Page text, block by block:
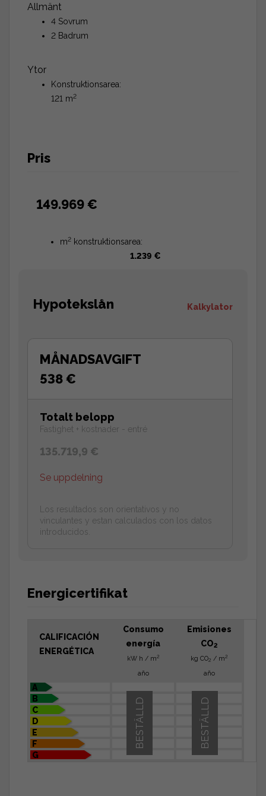
Allmänt
4 Sovrum
2 Badrum
Ytor
Konstruktionsarea:
121 m2
Pris
149.969 €
m2 konstruktionsarea:
1.239 €
Hypotekslån Kalkylator
MÅNADSAVGIFT
538 €
Totalt belopp
Fastighet + kostnader - entré
135.719,9 €
Se uppdelning
Los resultados son orientativos y no
vinculantes y estan calculados con los datos
introducidos.
Energicertifikat
CALIFICACIÓN
ENERGÉTICA
Consumo
energía
kW h / m2
año
Emisiones
CO2
kg CO2 / m2
año
A
B
C
D
E
F
G
BESTÄLLD
BESTÄLLD